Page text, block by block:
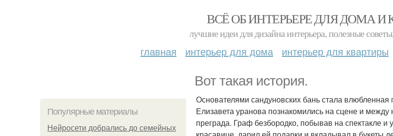
ВСЁ ОБ ИНТЕРЬЕРЕ ДЛЯ ДОМА И
лучшие идеи для дизайна интерьера, полезные
главная интерьер для дома интерьер для квартиры
Вот такая история.
Популярные материалы
Нейросети добрались до семейных
Основателями сандуновских бань стала
Елизавета уранова познакомились на сцене и
преграда. Граф безбородко, побывав на спектакле